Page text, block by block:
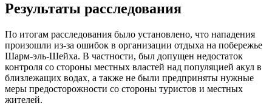
Результаты расследования
По итогам расследования было установлено, что нападения
произошли из-за ошибок в организации отдыха на побережье
Шарм-эль-Шейха. В частности, был допущен недостаток
контроля со стороны местных властей над популяцией акул в
близлежащих водах, а также не были предприняты нужные
меры предосторожности со стороны туристов и местных
жителей.